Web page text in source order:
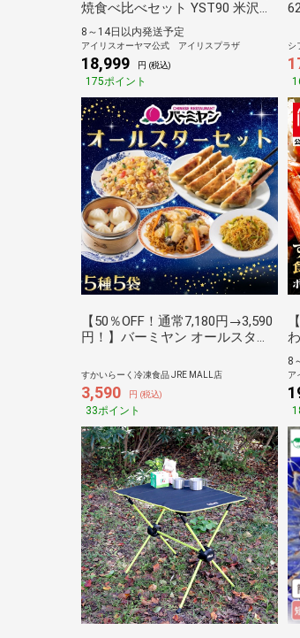
焼食べ比べセット YST90 米沢牛
黄木 すき焼 牛肉 精肉 ギフト ブ
ランド牛 ご褒美 贅沢 株式会社米
沢牛黄木 【TD】 【代引不可】
[kani]
8～14日以内発送予定
アイリスオーヤマ公式 アイリスプラザ
18,999 円 (税込)
175ポイント
シ
【50％OFF！通常7,180円→3,590
円！】バーミヤン オールスター
すかいらーく冷凍食品 JRE MALL店
3,590 円 (税込)
33ポイント
8
ア